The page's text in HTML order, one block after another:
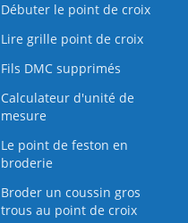
Débuter le point de croix
Lire grille point de croix
Fils DMC supprimés
Calculateur d'unité de
mesure
Le point de feston en
broderie
Broder un coussin gros
trous au point de croix